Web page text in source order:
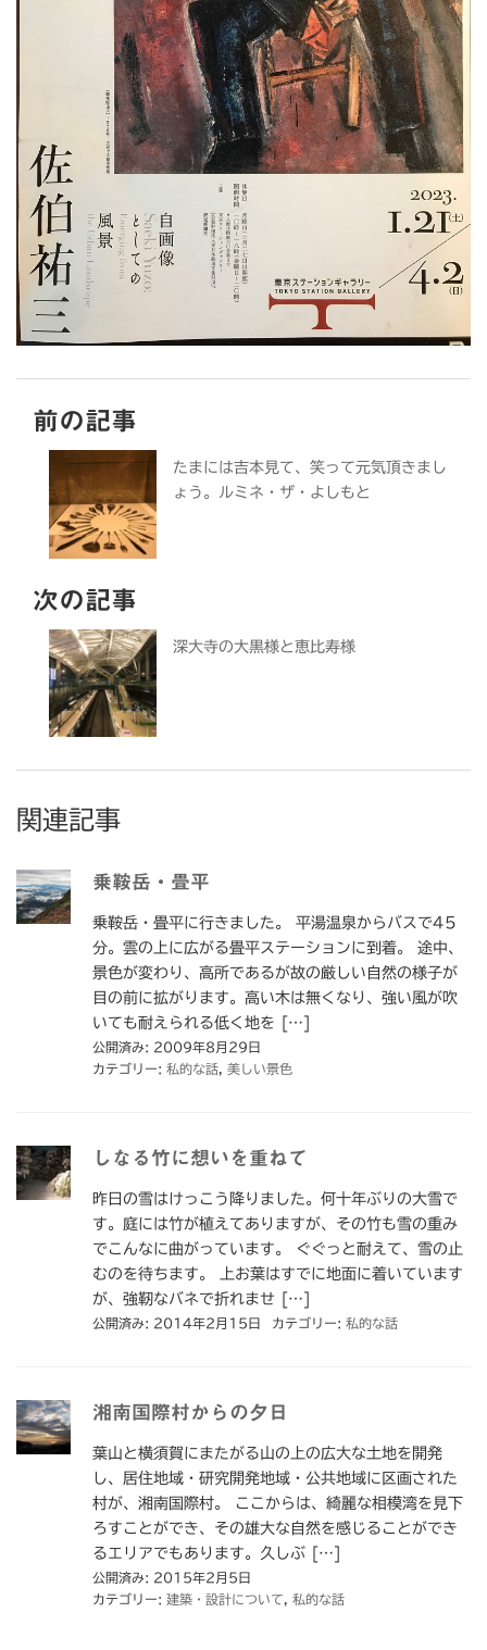
前の記事
たまには吉本見て、笑って元気頂きまし
ょう。ルミネ・ザ・よしもと
次の記事
深大寺の大黒様と恵比寿様
関連記事
乗鞍岳・畳平
乗鞍岳・畳平に行きました。 平湯温泉からバスで45
分。雲の上に広がる畳平ステーションに到着。 途中、
景色が変わり、高所であるが故の厳しい自然の様子が
目の前に拡がります。高い木は無くなり、強い風が吹
いても耐えられる低く地を […]
公開済み: 2009年8月29日
カテゴリー: 私的な話, 美しい景色
しなる竹に想いを重ねて
昨日の雪はけっこう降りました。何十年ぶりの大雪で
す。庭には竹が植えてありますが、その竹も雪の重み
でこんなに曲がっています。 ぐぐっと耐えて、雪の止
むのを待ちます。 上お葉はすでに地面に着いています
が、強靭なバネで折れませ […]
公開済み: 2014年2月15日 カテゴリー: 私的な話
湘南国際村からの夕日
葉山と横須賀にまたがる山の上の広大な土地を開発
し、居住地域・研究開発地域・公共地域に区画された
村が、湘南国際村。 ここからは、綺麗な相模湾を見下
ろすことができ、その雄大な自然を感じることができ
るエリアでもあります。久しぶ […]
公開済み: 2015年2月5日
カテゴリー: 建築・設計について, 私的な話